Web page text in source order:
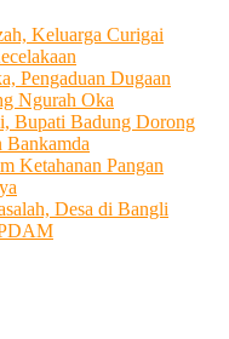
Keluarga Curigai
Pengaduan Dugaan
Ngurah Oka
Bupati Badung Dorong
Bankamda
Ketahanan Pangan
Desa di Bangli